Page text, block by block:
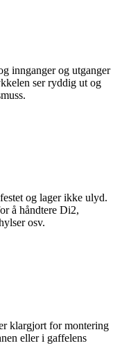
innganger og utganger
ser ryddig ut og
og lager ikke ulyd.
å håndtere Di2,
osv.
klargjort for montering
eller i gaffelens